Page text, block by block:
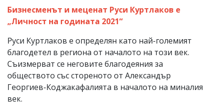
Бизнесменът и меценат Руси Куртлаков e
„Личност на годината 2021“
Руси Куртлаков е определян като най-големият
благодетел в региона от началото на този век.
Съизмерват се неговите благодеяния за
обществото със стореното от Александър
Георгиев-Коджакафалията в началото на миналия
век.